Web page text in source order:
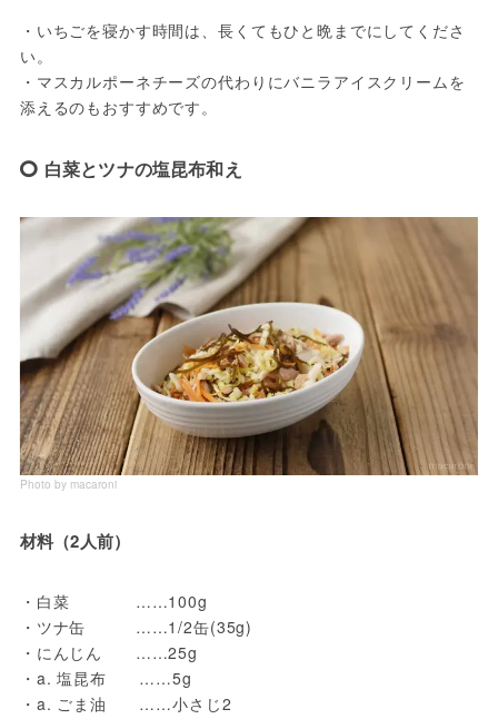
・いちごを寝かす時間は、長くてもひと晩までにしてくださ
い。
・マスカルポーネチーズの代わりにバニラアイスクリームを
添えるのもおすすめです。
白菜とツナの塩昆布和え
Photo by macaroni
材料（2人前）
・白菜　　　　……100g
・ツナ缶　　　……1/2缶(35g)
・にんじん　　……25g
・a. 塩昆布　　……5g
・a. ごま油　　……小さじ2